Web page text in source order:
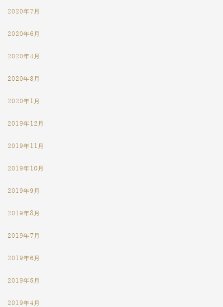
2020年7月
2020年6月
2020年4月
2020年3月
2020年1月
2019年12月
2019年11月
2019年10月
2019年9月
2019年8月
2019年7月
2019年6月
2019年5月
2019年4月